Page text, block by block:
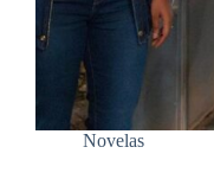
Novelas